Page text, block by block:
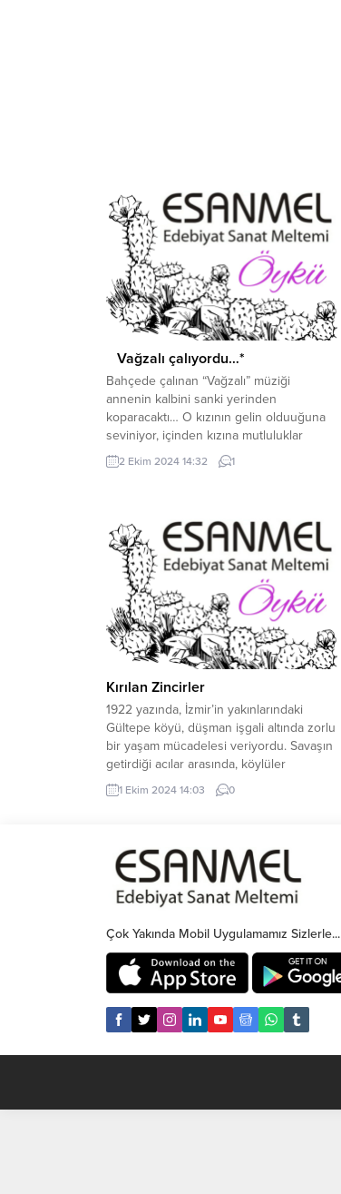
Vağzalı çalıyordu…*
Bahçede çalınan “Vağzalı” müziği
annenin kalbini sanki yerinden
koparacaktı… O kızının gelin olduuğuna
seviniyor, içinden kızına mutluluklar
diliyordu. O, bu güzel günde üzgün
olmayacağına söz verse de kendini
Halil’le muhabbet ederdi. Bugün de
sevgili Halil’i onunlaydı. “Ferganem,
kendine gel. Olmaya...
2 Ekim 2024 14:32 1
Kırılan Zincirler
1922 yazında, İzmir’in yakınlarındaki
Gültepe köyü, düşman işgali altında zorlu
bir yaşam mücadelesi veriyordu. Savaşın
getirdiği acılar arasında, köylüler
umutlarını kaybetmemek için büyük bir
azimle hayata tutunmaya çalışıyordu. Her
insanların tarlalarındaki çalışmalarıyla
birleşiyor; karanlık günlere inat, neşeli bir
atmosfer oluşturuyordu. Köydeki
1 Ekim 2024 14:03 0
Çok Yakında Mobil Uygulamamız Sizlerle...